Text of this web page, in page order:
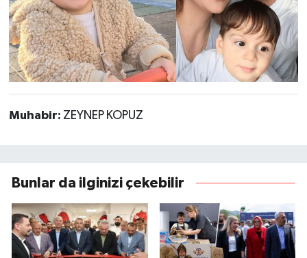
Muhabir: ZEYNEP KOPUZ
Bunlar da ilginizi çekebilir